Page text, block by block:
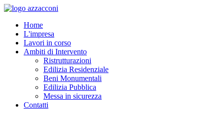
Home
L'impresa
Lavori in corso
Ambiti di Intervento
Ristrutturazioni
Edilizia Residenziale
Beni Monumentali
Edilizia Pubblica
Messa in sicurezza
Contatti